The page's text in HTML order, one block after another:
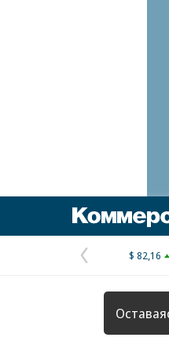
Предыдущая
страница
$ 82,16